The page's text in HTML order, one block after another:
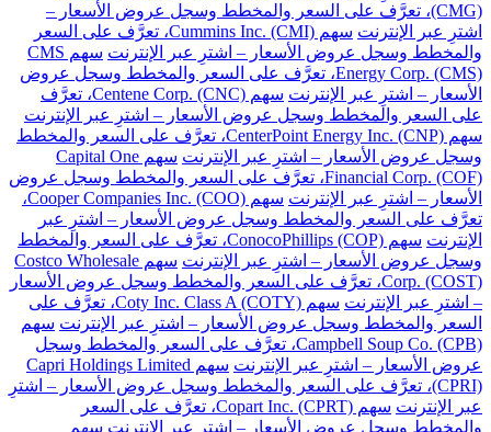
(CMG)، تعرَّف على السعر والمخطط وسجل عروض الأسعار –
اشترِ عبر الإنترنت
سهم Cummins Inc. (CMI)، تعرَّف على السعر
والمخطط وسجل عروض الأسعار – اشترِ عبر الإنترنت
سهم CMS
Energy Corp. (CMS)، تعرَّف على السعر والمخطط وسجل عروض
الأسعار – اشترِ عبر الإنترنت
سهم Centene Corp. (CNC)، تعرَّف
على السعر والمخطط وسجل عروض الأسعار – اشترِ عبر الإنترنت
سهم CenterPoint Energy Inc. (CNP)، تعرَّف على السعر والمخطط
وسجل عروض الأسعار – اشترِ عبر الإنترنت
سهم Capital One
Financial Corp. (COF)، تعرَّف على السعر والمخطط وسجل عروض
الأسعار – اشترِ عبر الإنترنت
سهم Cooper Companies Inc. (COO)،
تعرَّف على السعر والمخطط وسجل عروض الأسعار – اشترِ عبر
الإنترنت
سهم ConocoPhillips (COP)، تعرَّف على السعر والمخطط
وسجل عروض الأسعار – اشترِ عبر الإنترنت
سهم Costco Wholesale
Corp. (COST)، تعرَّف على السعر والمخطط وسجل عروض الأسعار
– اشترِ عبر الإنترنت
سهم Coty Inc. Class A (COTY)، تعرَّف على
السعر والمخطط وسجل عروض الأسعار – اشترِ عبر الإنترنت سهم
Campbell Soup Co. (CPB)، تعرَّف على السعر والمخطط وسجل
عروض الأسعار – اشترِ عبر الإنترنت
سهم Capri Holdings Limited
(CPRI)، تعرَّف على السعر والمخطط وسجل عروض الأسعار – اشترِ
عبر الإنترنت
سهم Copart Inc. (CPRT)، تعرَّف على السعر
والمخطط وسجل عروض الأسعار – اشترِ عبر الإنترنت سهم